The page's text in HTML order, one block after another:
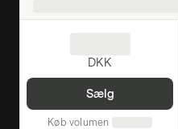
DKK
Sælg
Køb volumen